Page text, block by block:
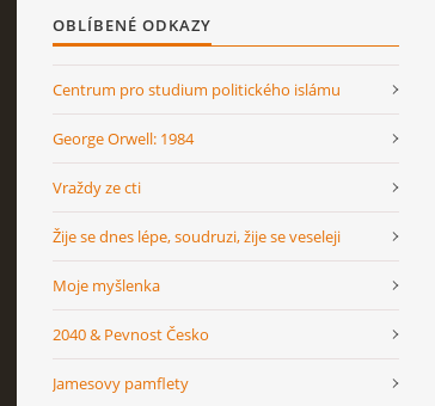
OBLÍBENÉ ODKAZY
Centrum pro studium politického islámu
George Orwell: 1984
Vraždy ze cti
Žije se dnes lépe, soudruzi, žije se veseleji
Moje myšlenka
2040 & Pevnost Česko
Jamesovy pamflety